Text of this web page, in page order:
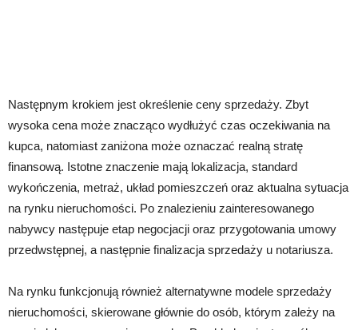
Następnym krokiem jest określenie ceny sprzedaży. Zbyt
wysoka cena może znacząco wydłużyć czas oczekiwania na
kupca, natomiast zaniżona może oznaczać realną stratę
finansową. Istotne znaczenie mają lokalizacja, standard
wykończenia, metraż, układ pomieszczeń oraz aktualna sytuacja
na rynku nieruchomości. Po znalezieniu zainteresowanego
nabywcy następuje etap negocjacji oraz przygotowania umowy
przedwstępnej, a następnie finalizacja sprzedaży u notariusza.
Na rynku funkcjonują również alternatywne modele sprzedaży
nieruchomości, skierowane głównie do osób, którym zależy na